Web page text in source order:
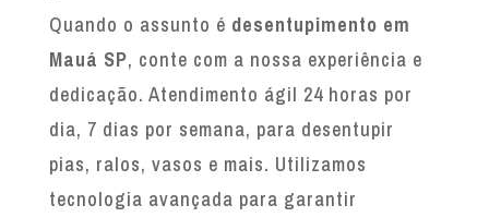
Quando o assunto é desentupimento em
Mauá SP, conte com a nossa experiência e
dedicação. Atendimento ágil 24 horas por
dia, 7 dias por semana, para desentupir
pias, ralos, vasos e mais. Utilizamos
tecnologia avançada para garantir